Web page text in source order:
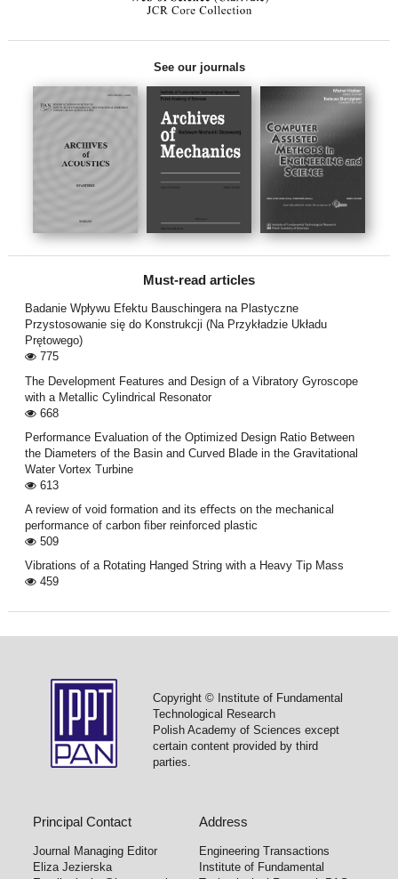
See our journals
Must-read articles
Badanie Wpływu Efektu Bauschingera na Plastyczne
Przystosowanie się do Konstrukcji (Na Przykładzie Układu
Prętowego)
775
The Development Features and Design of a Vibratory Gyroscope
with a Metallic Cylindrical Resonator
668
Performance Evaluation of the Optimized Design Ratio Between
the Diameters of the Basin and Curved Blade in the Gravitational
Water Vortex Turbine
613
A review of void formation and its eﬀects on the mechanical
performance of carbon ﬁber reinforced plastic
509
Vibrations of a Rotating Hanged String with a Heavy Tip Mass
459
Copyright © Institute of Fundamental
Technological Research
Polish Academy of Sciences except
certain content provided by third
parties.
Principal Contact
Journal Managing Editor
Eliza Jezierska
Address
Engineering Transactions
Institute of Fundamental